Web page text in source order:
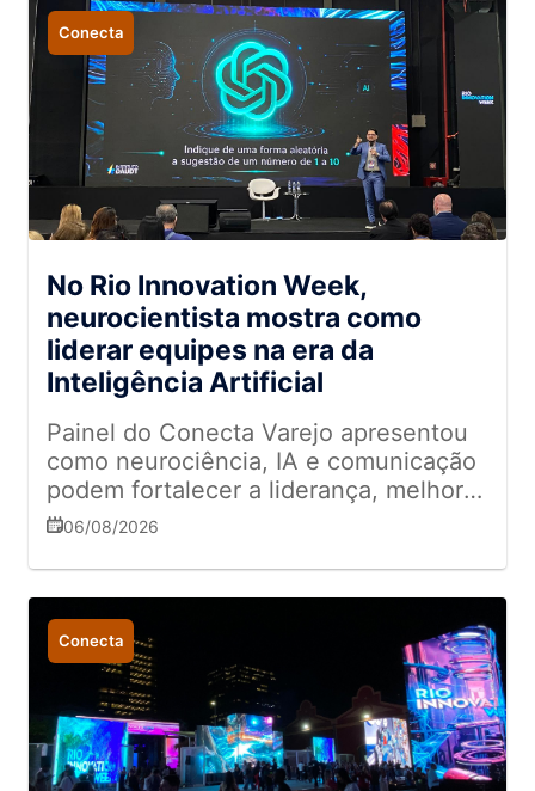
Conecta
No Rio Innovation Week,
neurocientista mostra como
liderar equipes na era da
Inteligência Artificial
Painel do Conecta Varejo apresentou
como neurociência, IA e comunicação
podem fortalecer a liderança, melhorar
a tomada de decisões e impulsionar
06/08/2026
Conecta